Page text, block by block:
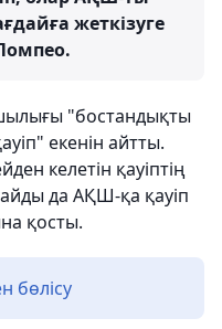
жеткізуге
"бостандықты
екенін айтты.
келетін қауіптің
да АҚШ-қа қауіп
қосты.
бөлісу